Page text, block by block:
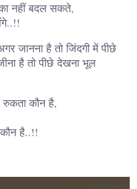
नहीं बदल सकते,
जानना है तो जिंदगी में पीछे
है तो पीछे देखना भूल
कौन है,
है..!!